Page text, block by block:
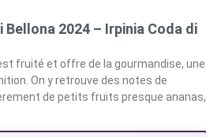
2024 – Irpinia Coda di
fruité et offre de la gourmandise, une
On y retrouve des notes de
de petits fruits presque ananas,